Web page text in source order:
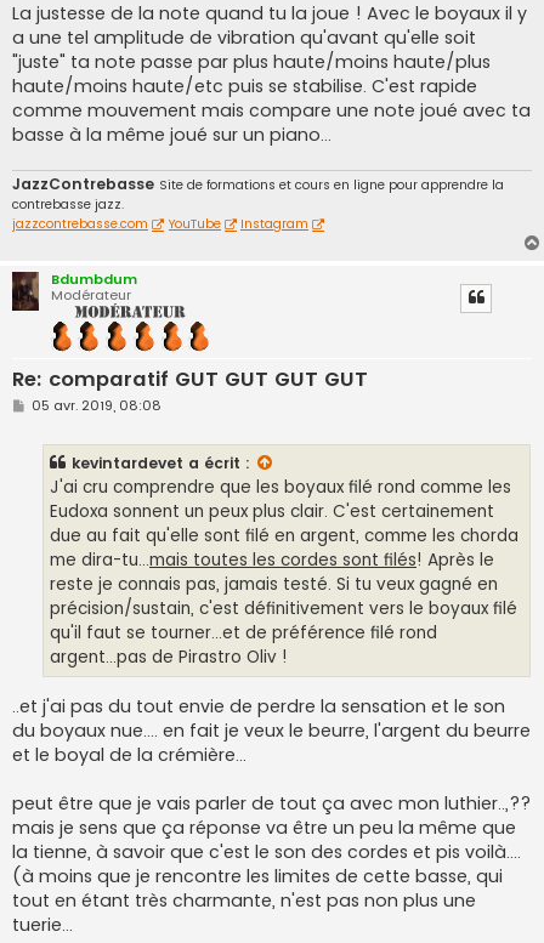
La justesse de la note quand tu la joue ! Avec le boyaux il y
a une tel amplitude de vibration qu'avant qu'elle soit
"juste" ta note passe par plus haute/moins haute/plus
haute/moins haute/etc puis se stabilise. C'est rapide
comme mouvement mais compare une note joué avec ta
basse à la même joué sur un piano...
JazzContrebasse Site de formations et cours en ligne pour apprendre la
contrebasse jazz.
jazzcontrebasse.com
YouTube Instagram
Bdumbdum
Modérateur
Re: comparatif GUT GUT GUT GUT
M
05 avr. 2019, 08:08
kevintardevet a écrit :
J'ai cru comprendre que les boyaux filé rond comme les
Eudoxa sonnent un peux plus clair. C'est certainement
due au fait qu'elle sont filé en argent, comme les chorda
me dira-tu...mais toutes les cordes sont filés! Après le
reste je connais pas, jamais testé. Si tu veux gagné en
précision/sustain, c'est définitivement vers le boyaux filé
qu'il faut se tourner...et de préférence filé rond
argent...pas de Pirastro Oliv !
..et j'ai pas du tout envie de perdre la sensation et le son
du boyaux nue.... en fait je veux le beurre, l'argent du beurre
et le boyal de la crémière...
peut être que je vais parler de tout ça avec mon luthier..,??
mais je sens que ça réponse va être un peu la même que
la tienne, à savoir que c'est le son des cordes et pis voilà....
(à moins que je rencontre les limites de cette basse, qui
tout en étant très charmante, n'est pas non plus une
tuerie...